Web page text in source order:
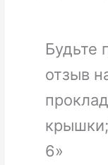
Будьте
отзыв
6»